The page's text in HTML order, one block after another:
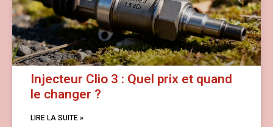
Injecteur Clio 3 : Quel prix et quand
le changer ?
LIRE LA SUITE »